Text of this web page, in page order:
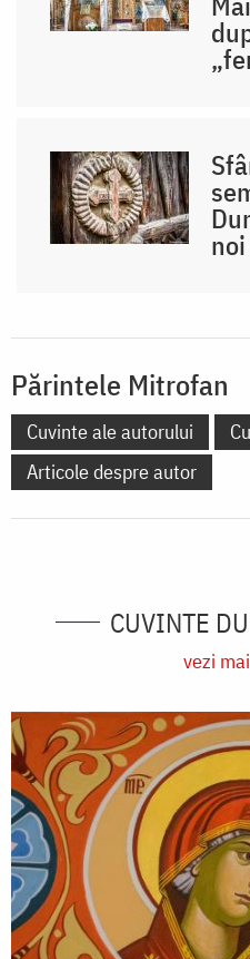
noi
Părintele Mitrofan
Cuvinte ale autorului
Articole despre autor
CUVINTE
vezi